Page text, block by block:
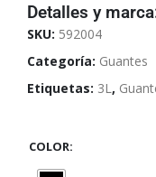
Detalles y
SKU: 592004
Categoría: Guantes
Etiquetas: 3L,
COLOR